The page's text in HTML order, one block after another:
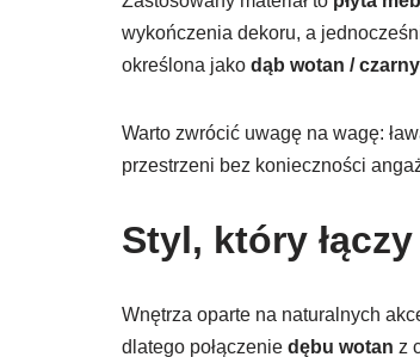
wykończenia dekoru, a
określona jako dąb wotan / czarny
Warto zwrócić uwagę na wagę:
przestrzeni bez konieczności
Styl, który
Wnętrza oparte na naturalnych
dlatego połączenie dębu wotan z